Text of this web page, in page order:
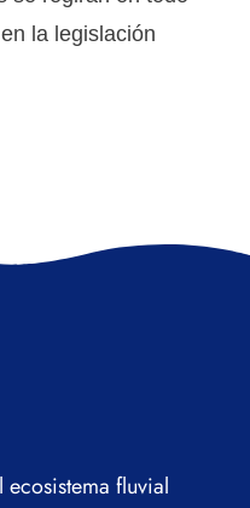
la legislación
ecosistema fluvial